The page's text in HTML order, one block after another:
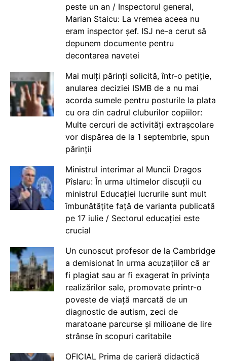
peste un an / Inspectorul general,
Marian Staicu: La vremea aceea nu
eram inspector șef. ISJ ne-a cerut să
depunem documente pentru
decontarea navetei
Mai mulți părinți solicită, într-o petiție,
anularea deciziei ISMB de a nu mai
acorda sumele pentru posturile la plata
cu ora din cadrul cluburilor copiilor:
Multe cercuri de activități extrașcolare
vor dispărea de la 1 septembrie, spun
părinții
Ministrul interimar al Muncii Dragos
Pîslaru: În urma ultimelor discuții cu
ministrul Educației lucrurile sunt mult
îmbunătățite față de varianta publicată
pe 17 iulie / Sectorul educației este
crucial
Un cunoscut profesor de la Cambridge
a demisionat în urma acuzațiilor că ar
fi plagiat sau ar fi exagerat în privința
realizărilor sale, promovate printr-o
poveste de viață marcată de un
diagnostic de autism, zeci de
maratoane parcurse și milioane de lire
strânse în scopuri caritabile
OFICIAL Prima de carieră didactică